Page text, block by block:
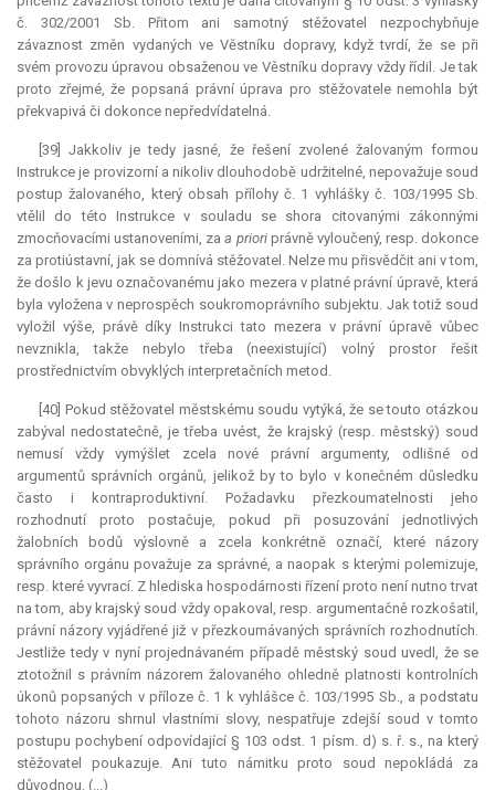
č. 302/2001 Sb. Přitom ani samotný stěžovatel nezpochybňuje
závaznost změn vydaných ve Věstníku dopravy, když tvrdí, že se při
svém provozu úpravou obsaženou ve Věstníku dopravy vždy řídil. Je tak
proto zřejmé, že popsaná právní úprava pro stěžovatele nemohla být
překvapivá či dokonce nepředvídatelná.
[39] Jakkoliv je tedy jasné, že řešení zvolené žalovaným formou
Instrukce je provizorní a nikoliv dlouhodobě udržitelné, nepovažuje soud
postup žalovaného, který obsah přílohy č. 1 vyhlášky č. 103/1995 Sb.
vtělil do této Instrukce v souladu se shora citovanými zákonnými
zmocňovacími ustanoveními, zaa priori právně vyloučený, resp. dokonce
za protiústavní, jak se domnívá stěžovatel. Nelze mu přisvědčit ani v tom,
že došlo k jevu označovanému jako mezera v platné právní úpravě, která
byla vyložena v neprospěch soukromoprávního subjektu. Jak totiž soud
vyložil výše, právě díky Instrukci tato mezera v právní úpravě vůbec
nevznikla, takže nebylo třeba (neexistující) volný prostor řešit
prostřednictvím obvyklých interpretačních metod.
[40] Pokud stěžovatel městskému soudu vytýká, že se touto otázkou
zabýval nedostatečně, je třeba uvést, že krajský (resp. městský) soud
nemusí vždy vymýšlet zcela nové právní argumenty, odlišné od
argumentů správních orgánů, jelikož by to bylo v konečném důsledku
často i kontraproduktivní. Požadavku přezkoumatelnosti jeho
rozhodnutí proto postačuje, pokud při posuzování jednotlivých
žalobních bodů výslovně a zcela konkrétně označí, které názory
správního orgánu považuje za správné, a naopak s kterými polemizuje,
resp. které vyvrací. Z hlediska hospodárnosti řízení proto není nutno trvat
na tom, aby krajský soud vždy opakoval, resp. argumentačně rozkošatil,
právní názory vyjádřené již v přezkoumávaných správních rozhodnutích.
Jestliže tedy v nyní projednávaném případě městský soud uvedl, že se
ztotožnil s právním názorem žalovaného ohledně platnosti kontrolních
úkonů popsaných v příloze č. 1 k vyhlášce č. 103/1995 Sb., a podstatu
tohoto názoru shrnul vlastními slovy, nespatřuje zdejší soud v tomto
postupu pochybení odpovídající § 103 odst. 1 písm. d) s. ř. s., na který
stěžovatel poukazuje. Ani tuto námitku proto soud nepokládá za
důvodnou. (...)